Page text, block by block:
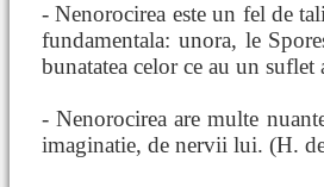
- Nenorocirea este un fel de
fundamentala: unora, le
bunatatea celor ce au un suflet
- Nenorocirea are multe
imaginatie, de nervii lui. (H.